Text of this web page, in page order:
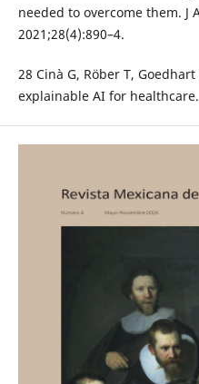
needed to overcome them. J
2021;28(4):890–4.
28 Cinà G, Röber T,
explainable AI for